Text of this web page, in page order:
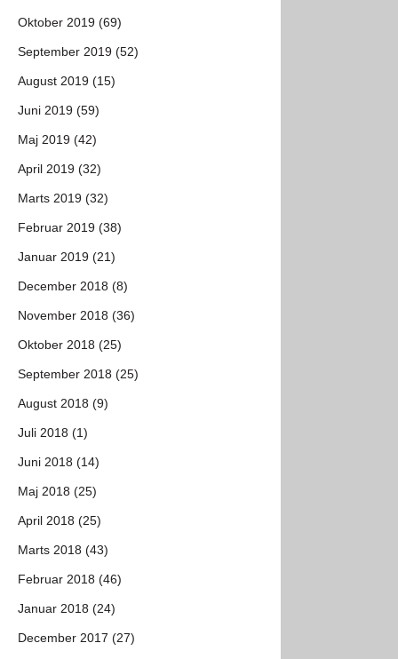
Oktober 2019 (69)
September 2019 (52)
August 2019 (15)
Juni 2019 (59)
Maj 2019 (42)
April 2019 (32)
Marts 2019 (32)
Februar 2019 (38)
Januar 2019 (21)
December 2018 (8)
November 2018 (36)
Oktober 2018 (25)
September 2018 (25)
August 2018 (9)
Juli 2018 (1)
Juni 2018 (14)
Maj 2018 (25)
April 2018 (25)
Marts 2018 (43)
Februar 2018 (46)
Januar 2018 (24)
December 2017 (27)